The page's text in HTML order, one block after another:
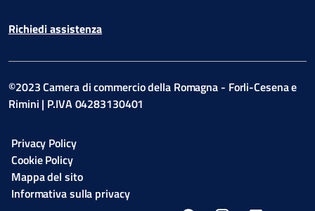
Richiedi assistenza
©2023 Camera di commercio della Romagna - Forli-Cesena e
Rimini | P.IVA 04283130401
Privacy Policy
Cookie Policy
Mappa del sito
Informativa sulla privacy